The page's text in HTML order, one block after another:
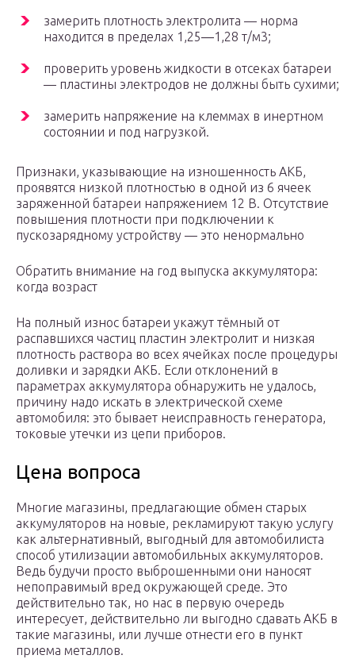
замерить плотность электролита — норма
находится в пределах 1,25―1,28 т/м3;
проверить уровень жидкости в отсеках батареи
— пластины электродов не должны быть сухими;
замерить напряжение на клеммах в инертном
состоянии и под нагрузкой.
Признаки, указывающие на изношенность АКБ,
проявятся низкой плотностью в одной из 6 ячеек
заряженной батареи напряжением 12 В. Отсутствие
повышения плотности при подключении к
пускозарядному устройству — это ненормально
Обратить внимание на год выпуска аккумулятора:
когда возраст
На полный износ батареи укажут тёмный от
распавшихся частиц пластин электролит и низкая
плотность раствора во всех ячейках после процедуры
доливки и зарядки АКБ. Если отклонений в
параметрах аккумулятора обнаружить не удалось,
причину надо искать в электрической схеме
автомобиля: это бывает неисправность генератора,
токовые утечки из цепи приборов.
Цена вопроса
Многие магазины, предлагающие обмен старых
аккумуляторов на новые, рекламируют такую услугу
как альтернативный, выгодный для автомобилиста
способ утилизации автомобильных аккумуляторов.
Ведь будучи просто выброшенными они наносят
непоправимый вред окружающей среде. Это
действительно так, но нас в первую очередь
интересует, действительно ли выгодно сдавать АКБ в
такие магазины, или лучше отнести его в пункт
приема металлов.